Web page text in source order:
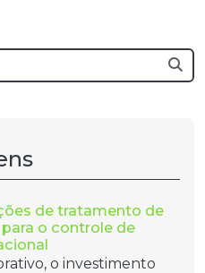
de tratamento de
o controle de
o investimento